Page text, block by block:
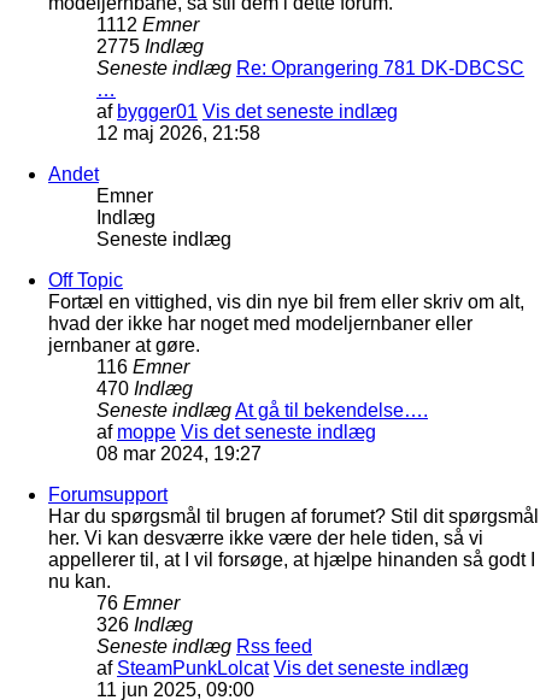
1112 Emner
2775 Indlæg
Seneste indlæg Re: Oprangering 781 DK-DBCSC
…
af bygger01 Vis det seneste indlæg
12 maj 2026, 21:58
Andet
Emner
Indlæg
Seneste indlæg
Off Topic
Fortæl en vittighed, vis din nye bil frem eller skriv om alt,
hvad der ikke har noget med modeljernbaner eller
jernbaner at gøre.
116 Emner
470 Indlæg
Seneste indlægAt gå til bekendelse….
af moppe Vis det seneste indlæg
08 mar 2024, 19:27
Forumsupport
Har du spørgsmål til brugen af forumet? Stil dit spørgsmål
her. Vi kan desværre ikke være der hele tiden, så vi
appellerer til, at I vil forsøge, at hjælpe hinanden så godt I
nu kan.
76 Emner
326 Indlæg
Seneste indlæg Rss feed
af SteamPunkLolcat Vis det seneste indlæg
11 jun 2025, 09:00